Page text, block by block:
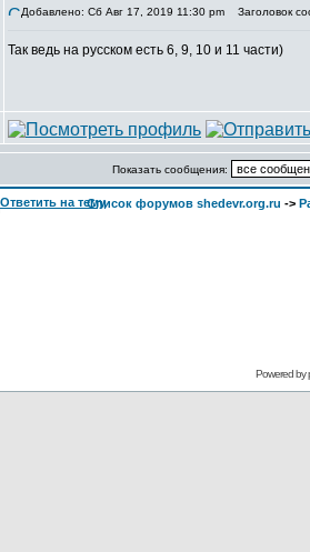
Добавлено: Сб Авг 17, 2019 11:30 pm Заголовок
Так ведь на русском есть 6, 9, 10 и 11 части)
Показать сообщения:
Список форумов shedevr.org.ru ->
Powered by